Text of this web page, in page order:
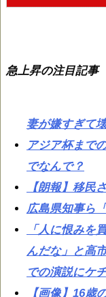
急上昇の注目記事
妻が嫌すぎて
アジア杯まで
でなんで？
【朗報】移民
広島県知事ら
「人に恨みを
んだな」と高
での演説にケ
【画像】16歳